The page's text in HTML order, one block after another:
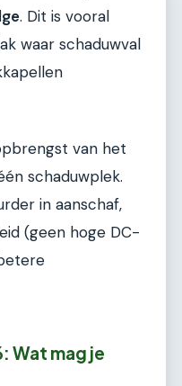
. Dit is vooral
waar schaduwval
van het
schaduwplek.
in aanschaf,
(geen hoge DC-
Wat mag je